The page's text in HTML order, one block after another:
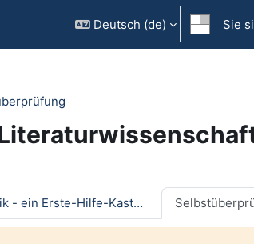
Deutsch ‎(de)‎ Sie
Klausurpanik - ein Erste-Hilfe-Kasten